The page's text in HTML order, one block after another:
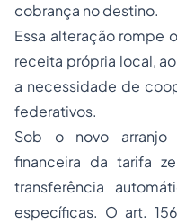
cobrança no destino.
Essa alteração rompe
receita própria local,
a necessidade de
federativos.
Sob o novo arranjo
financeira da tarifa
transferência
específicas. O art.